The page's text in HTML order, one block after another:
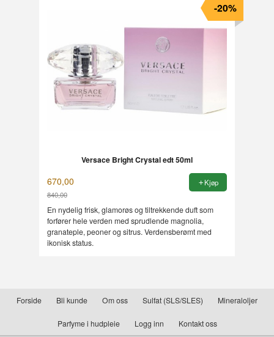
Versace Bright Crystal edt 50ml
670,00
840,00
Rabatt
-20%
Kjøp
En nydelig frisk, glamorøs og tiltrekkende duft som
forfører hele verden med sprudlende magnolia,
granateple, peoner og sitrus. Verdensberømt med
ikonisk status.
Forside Bli kunde Om oss Sulfat (SLS/SLES) Mineraloljer
Parfyme i hudpleie Logg inn Kontakt oss